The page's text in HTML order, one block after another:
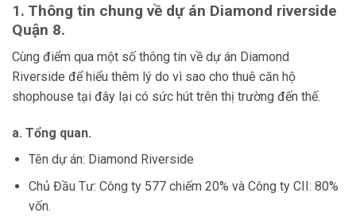
1. Thông tin chung về dự án Diamond riverside
Quận 8.
Cùng điểm qua một số thông tin về dự án Diamond
Riverside để hiểu thêm lý do vì sao cho thuê căn hộ
shophouse tại đây lại có sức hút trên thị trường đến thế.
a. Tổng quan.
Tên dự án: Diamond Riverside
Chủ Đầu Tư: Công ty 577 chiếm 20% và Công ty CII: 80%
vốn.